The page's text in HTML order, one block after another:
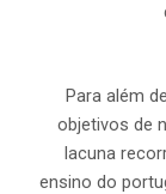
Para além
objetivos de
lacuna
ensino do